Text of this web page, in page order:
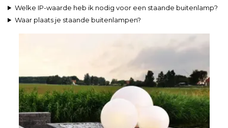
Welke IP-waarde heb ik nodig voor een staande buitenlamp?
Waar plaats je staande buitenlampen?